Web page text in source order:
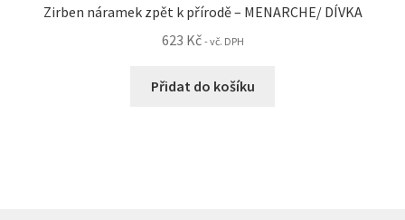
Zirben náramek zpět k přírodě – MENARCHE/ DÍVKA
623 Kč - vč. DPH
Přidat do košíku